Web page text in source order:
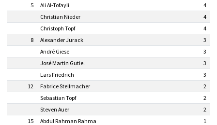
5
Ali Al-Tofayli
4
Christian Nieder
4
Christoph Topf
4
8
Alexander Jurack
3
André Giese
3
José Martin Gutie.
3
Lars Friedrich
3
12
Fabrice Stellmacher
2
Sebastian Topf
2
Steven Auer
2
15
Abdul Rahman Rahma
1